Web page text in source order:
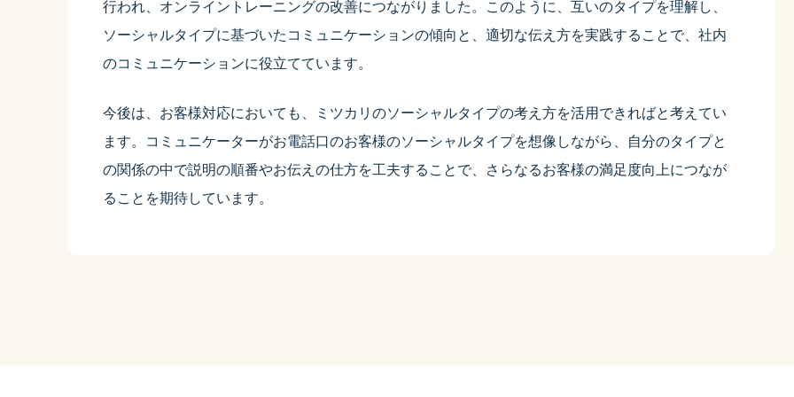
行われ、オンライントレーニングの改善につながりました。このように、互いのタイプを理解し、
ソーシャルタイプに基づいたコミュニケーションの傾向と、適切な伝え方を実践することで、社内
のコミュニケーションに役立てています。
今後は、お客様対応においても、ミツカリのソーシャルタイプの考え方を活用できればと考えてい
ます。コミュニケーターがお電話口のお客様のソーシャルタイプを想像しながら、自分のタイプと
の関係の中で説明の順番やお伝えの仕方を工夫することで、さらなるお客様の満足度向上につなが
ることを期待しています。